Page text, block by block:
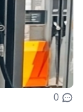
0